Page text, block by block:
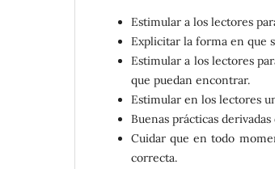
Estimular a los lectores
Explicitar la forma en que
Estimular a los lectores
que puedan encontrar.
Estimular en los lectores
Buenas prácticas
Cuidar que en todo
correcta.